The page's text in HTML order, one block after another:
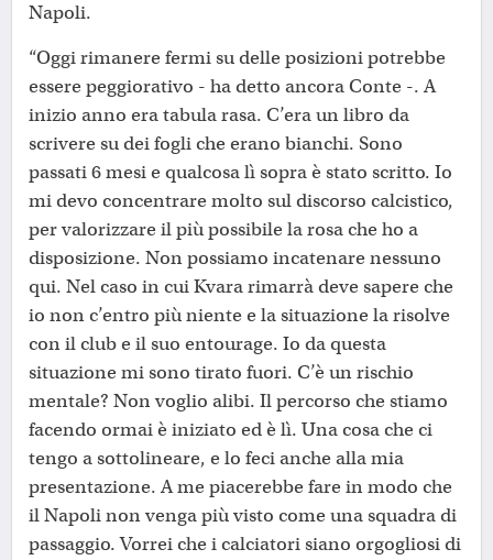
Napoli.
“Oggi rimanere fermi su delle posizioni potrebbe
essere peggiorativo - ha detto ancora Conte -. A
inizio anno era tabula rasa. C’era un libro da
scrivere su dei fogli che erano bianchi. Sono
passati 6 mesi e qualcosa lì sopra è stato scritto. Io
mi devo concentrare molto sul discorso calcistico,
per valorizzare il più possibile la rosa che ho a
disposizione. Non possiamo incatenare nessuno
qui. Nel caso in cui Kvara rimarrà deve sapere che
io non c’entro più niente e la situazione la risolve
con il club e il suo entourage. Io da questa
situazione mi sono tirato fuori. C’è un rischio
mentale? Non voglio alibi. Il percorso che stiamo
facendo ormai è iniziato ed è lì. Una cosa che ci
tengo a sottolineare, e lo feci anche alla mia
presentazione. A me piacerebbe fare in modo che
il Napoli non venga più visto come una squadra di
passaggio. Vorrei che i calciatori siano orgogliosi di